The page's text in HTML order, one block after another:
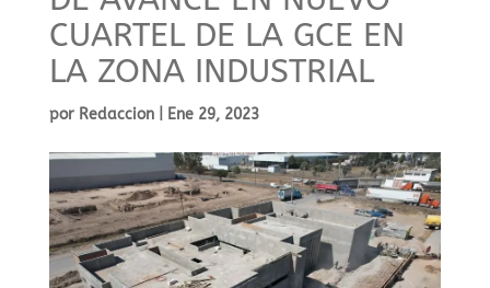
CUARTEL DE LA GCE EN
LA ZONA INDUSTRIAL
por Redaccion| Ene 29, 2023